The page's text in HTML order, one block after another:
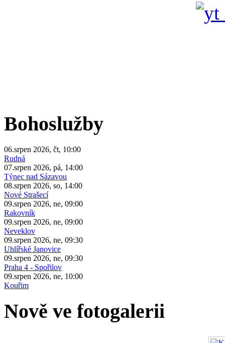
Bohoslužby
06.srpen 2026, čt, 10:00
Rudná
07.srpen 2026, pá, 14:00
Týnec nad Sázavou
08.srpen 2026, so, 14:00
Nové Strašecí
09.srpen 2026, ne, 09:00
Rakovník
09.srpen 2026, ne, 09:00
Neveklov
09.srpen 2026, ne, 09:30
Uhlířské Janovice
09.srpen 2026, ne, 09:30
Praha 4 - Spořilov
09.srpen 2026, ne, 10:00
Kouřim
Nově ve fotogalerii